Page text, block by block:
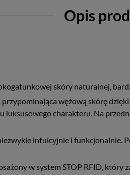
Opis
skóry naturalnej,
wężową skórę
luksusowego charakteru. Na
intuicyjnie i funkcjonalnie.
w system STOP RFID, który